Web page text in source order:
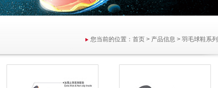
您当前的位置： 首页 > 产品信息 > 羽毛球鞋系列